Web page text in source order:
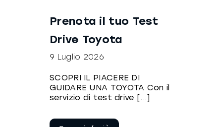
Prenota il tuo Test
Drive Toyota
9 Luglio 2026
SCOPRI IL PIACERE DI
GUIDARE UNA TOYOTA Con il
servizio di test drive [...]